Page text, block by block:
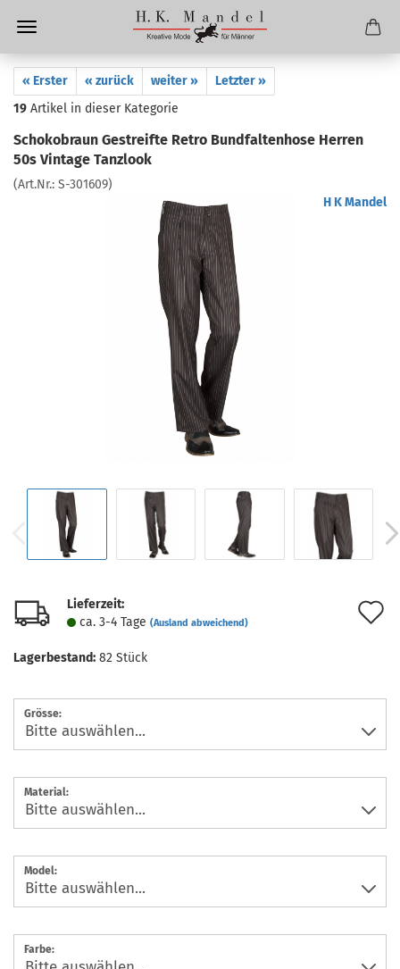
« Erster « zurück weiter »
Letzter »
19 Artikel in dieser Kategorie
Schokobraun Gestreifte Retro Bundfaltenhose Herren
50s Vintage Tanzlook
(Art.Nr.: S-301609)
H K Mandel
Lieferzeit:
ca. 3-4 Tage (Ausland abweichend)
Lagerbestand: 82 Stück
Grösse:
Material:
Model:
Farbe: